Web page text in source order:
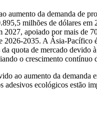
da demanda de
milhões de dólares
apoiado por mais de
2035. A Ásia-
quota de mercado
o crescimento
ao aumento da demanda
ecológicos estão